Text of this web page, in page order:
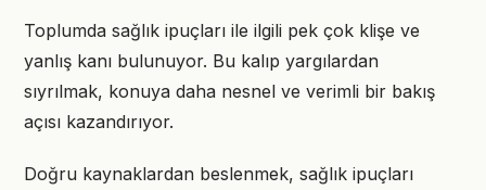
Toplumda sağlık ipuçları ile ilgili pek çok klişe ve
yanlış kanı bulunuyor. Bu kalıp yargılardan
sıyrılmak, konuya daha nesnel ve verimli bir bakış
açısı kazandırıyor.
Doğru kaynaklardan beslenmek, sağlık ipuçları